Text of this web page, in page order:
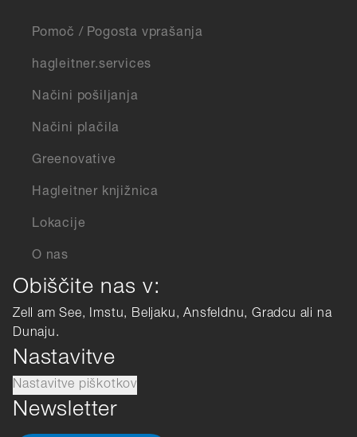
Pomoč / Pogosta vprašanja
hagleitner.services
Načini pošiljanja
Načini plačila
Greenovative
Hagleitner knjižnica
Lokacije
O nas
Obiščite nas v:
Zell am See, Imstu, Beljaku, Ansfeldnu, Gradcu ali na
Dunaju.
Nastavitve
Nastavitve piškotkov
Newsletter